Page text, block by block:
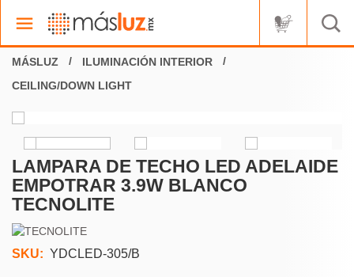
ILUMINACIÓN INTERIOR
CEILING/DOWN LIGHT
LAMPARA DE TECHO LED ADELAIDE
EMPOTRAR 3.9W BLANCO
TECNOLITE
SKU: YDCLED-305/B